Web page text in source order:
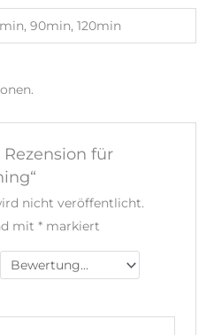
90min, 120min
für
nicht veröffentlicht.
mit *markiert